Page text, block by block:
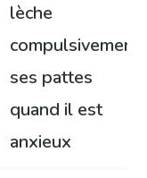
lèche
compulsivement
ses pattes
quand il est
anxieux